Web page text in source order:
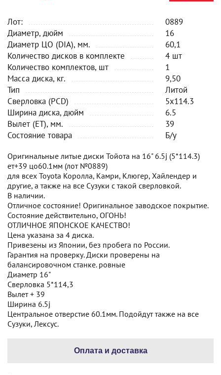
Лот:
0889
Диаметр, дюйм
16
Диаметр ЦО (DIA), мм.
60,1
Количество дисков в комплекте
4 шт
Количество комплектов, шт
1
Масса диска, кг.
9,50
Тип
Литой
Сверловка (PCD)
5x114.3
Ширина диска, дюйм
6.5
Вылет (ET), мм.
39
Состояние товара
Б/у
Оригинальные литые диски Тойота на 16" 6.5j (5*114.3)
ет+39 цо60.1мм (лот №0889)
для всех Toyota Королла, Камри, Клюгер, Хайлендер и
другие, а также на все Сузуки с такой сверловкой.
В наличии.
Отличное состояние! Оригинальное заводское покрытие.
Состояние действительно, ОГОНЬ!
ОТЛИЧНОЕ ЯПОНСКОЕ КАЧЕСТВО!
Цена указана за 4 диска.
Привезены из Японии, без пробега по России.
Гарантия на проверку. Диски проверены на
балансировочном станке. ровные
Диаметр 16"
Сверловка 5*114,3
Вылет + 39
Ширина 6.5j
Центральное отверстие 60.1мм. Подойдут также на все
Сузуки, Лексус.
Оплата и доставка